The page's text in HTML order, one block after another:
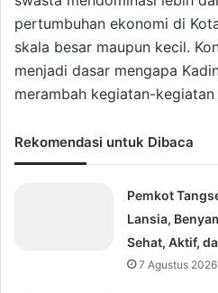
pertumbuhan ekonomi di
skala besar maupun kecil.
menjadi dasar mengapa
merambah kegiatan-
Rekomendasi untuk Dibaca
Pemkot
Lansia,
Sehat, Aktif,
7 Agustus 2026